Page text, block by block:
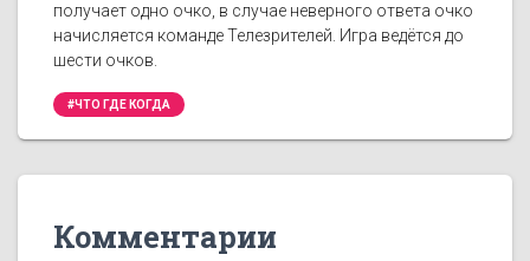
получает одно очко, в случае неверного ответа очко
начисляется команде Телезрителей. Игра ведётся до
шести очков.
#ЧТО ГДЕ КОГДА
Комментарии